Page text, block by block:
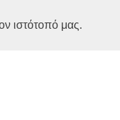
ιστότοπό μας.